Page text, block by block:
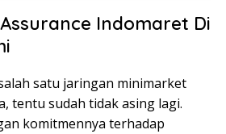
Indomaret Di
satu jaringan minimarket
tentu sudah tidak asing lagi.
komitmennya terhadap